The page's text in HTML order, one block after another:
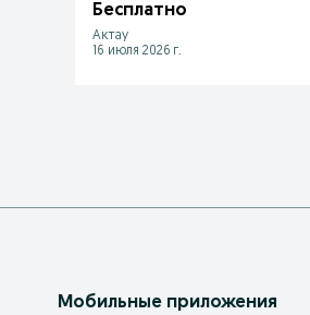
Бесплатно
Актау
16 июля 2026 г.
Мобильные приложения